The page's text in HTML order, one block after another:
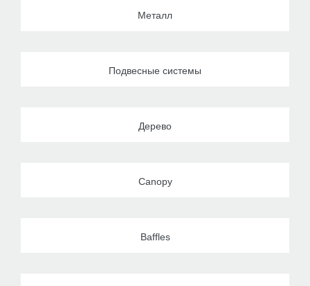
Металл
Подвесные системы
Дерево
Canopy
Baffles